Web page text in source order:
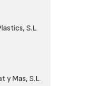
S.L.
y Mas, S.L.